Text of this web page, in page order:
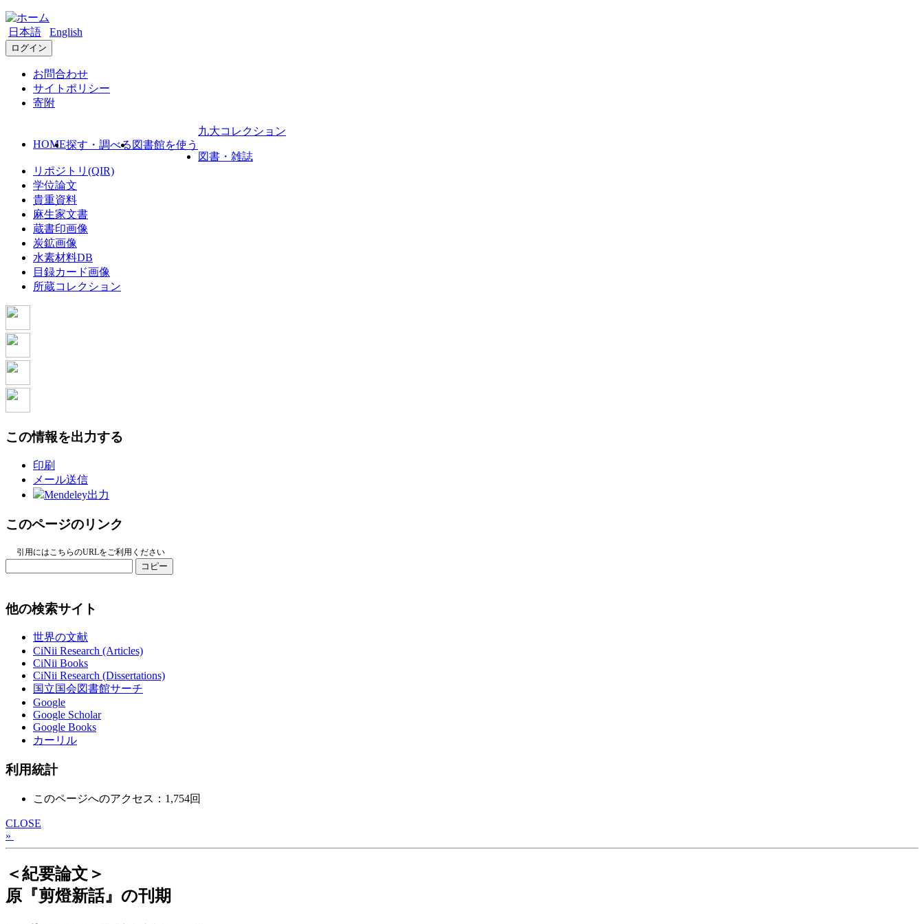
日本語 English
ログイン
お問合わせ
サイトポリシー
寄附
HOME探す・調べる 図書館を使う
九大コレクション
図書・雑誌
リポジトリ(QIR)
学位論文
貴重資料
麻生家文書
蔵書印画像
炭鉱画像
水素材料DB
目録カード画像
所蔵コレクション
この情報を出力する
印刷
メール送信
Mendeley出力
このページのリンク
引用にはこちらのURLをご利用ください
コピー
他の検索サイト
世界の文献
CiNii Research (Articles)
CiNii Books
CiNii Research (Dissertations)
国立国会図書館サーチ
Google
Google Scholar
Google Books
カーリル
利用統計
このページへのアクセス：1,754回
CLOSE
»
＜紀要論文＞
原『剪燈新話』の刊期